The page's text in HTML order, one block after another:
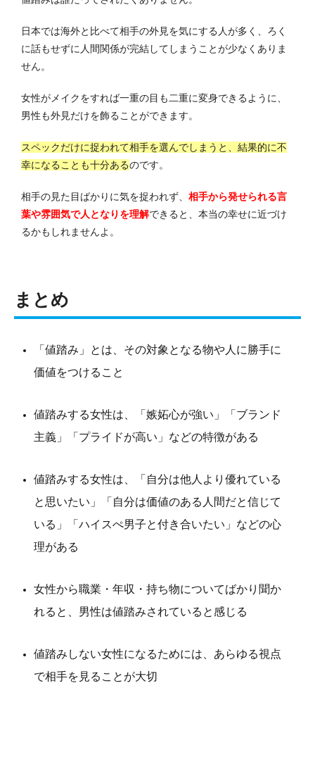
日本では海外と比べて相手の外見を気にする人が多く、ろく
に話もせずに人間関係が完結してしまうことが少なくありま
せん。
女性がメイクをすれば一重の目も二重に変身できるように、
男性も外見だけを飾ることができます。
スペックだけに捉われて相手を選んでしまうと、結果的に不
幸になることも十分あるのです。
相手の見た目ばかりに気を捉われず、 相手から発せられる言
葉や雰囲気で人となりを理解できると、本当の幸せに近づけ
るかもしれませんよ。
まとめ
「値踏み」とは、その対象となる物や人に勝手に
価値をつけること
値踏みする女性は、「嫉妬心が強い」「ブランド
主義」「プライドが高い」などの特徴がある
値踏みする女性は、「自分は他人より優れている
と思いたい」「自分は価値のある人間だと信じて
いる」「ハイスぺ男子と付き合いたい」などの心
理がある
女性から職業・年収・持ち物についてばかり聞か
れると、男性は値踏みされていると感じる
値踏みしない女性になるためには、あらゆる視点
で相手を見ることが大切